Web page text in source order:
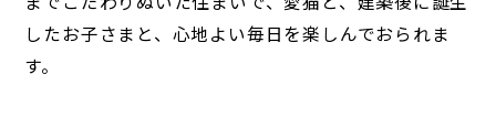
したお子さまと、心地よい毎日を楽しんでおられま
す。